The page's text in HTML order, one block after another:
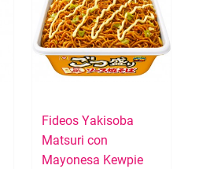
Fideos Yakisoba
Matsuri con
Mayonesa Kewpie